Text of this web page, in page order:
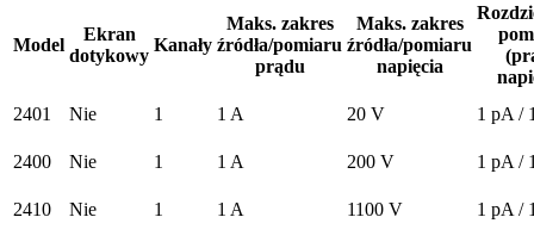
Model
Ekran
dotykowy
Kanały
Maks. zakres
źródła/pomiaru
prądu
Maks. zakres
źródła/pomiaru
napięcia
2401
Nie 1 1 A 20 V 1 pA /
2400 Nie 1 1 A 200 V 1 pA /
2410 Nie 1 1 A 1100 V 1 pA /